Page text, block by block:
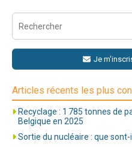
Je
Articles récents les plus
Recyclage : 1 785 tonnes de
Belgique en 2025
Sortie du nucléaire : que sont-